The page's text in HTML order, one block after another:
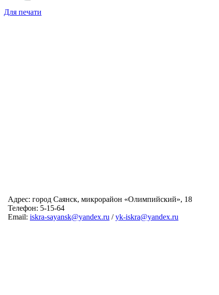
Для печати
Адрес: город Саянск, микрорайон «Олимпийский», 18
Телефон: 5-15-64
Email: iskra-sayansk@yandex.ru /yk-iskra@yandex.ru